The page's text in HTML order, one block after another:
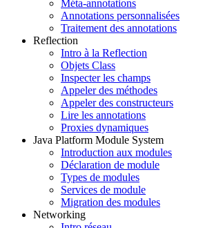
Méta-annotations
Annotations personnalisées
Traitement des annotations
Reflection
Intro à la Reflection
Objets Class
Inspecter les champs
Appeler des méthodes
Appeler des constructeurs
Lire les annotations
Proxies dynamiques
Java Platform Module System
Introduction aux modules
Déclaration de module
Types de modules
Services de module
Migration des modules
Networking